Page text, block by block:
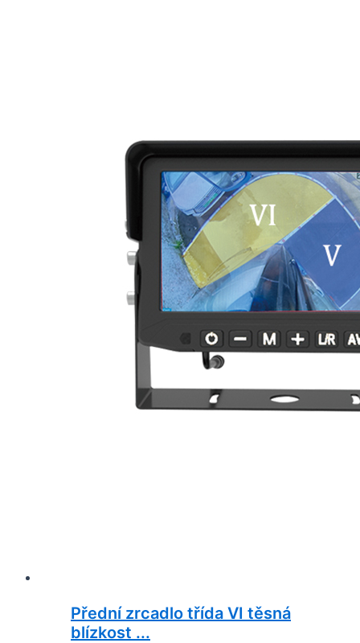
Přední zrcadlo třída VI těsná
blízkost ...